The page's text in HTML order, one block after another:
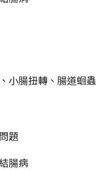
小腸扭轉、腸道蛔蟲
題
腸病